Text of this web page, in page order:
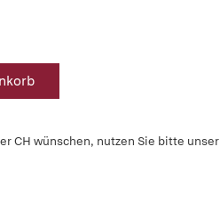
CH wünschen, nutzen Sie bitte unser